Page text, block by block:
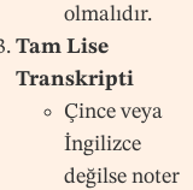
olmalıdır.
Tam Lise
Transkripti
Çince veya
İngilizce
değilse noter